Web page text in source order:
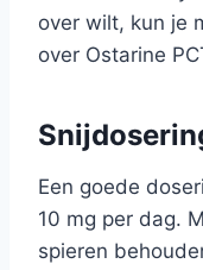
over wilt, kun je
over Ostarine
Een goede
10 mg per dag.
spieren